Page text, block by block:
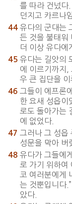
를 따라 건넜다
던지고 카르나
44 유다의 군대는
든 것을 불태워
더 이상 유다에
45 유다는 길앗의
에 이르기까지,
우 큰 집단을
46 그들이 에프론
한 요새 성읍이
로도 돌아가는
에 없었다.
47 그러나 그 성읍
성문을 막아 버
48 유다가 그들에
로 가기 위하여
코 여러분에게
는 것뿐입니다
았다.